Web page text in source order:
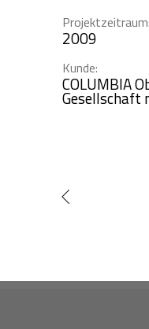
Projektzeitraum:
2009
Kunde:
COLUMBIA
Gesellschaft